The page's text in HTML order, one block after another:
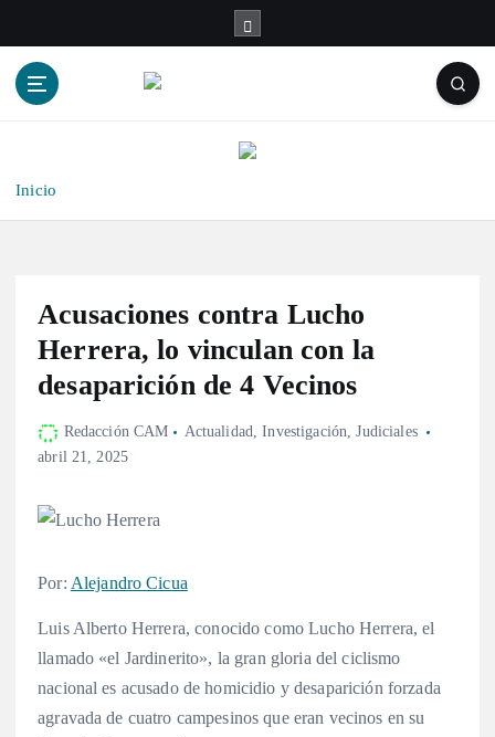
Inicio
Acusaciones contra Lucho
Herrera, lo vinculan con la
desaparición de 4 Vecinos
Redacción CAM Actualidad,Investigación,Judiciales
abril 21, 2025
Por: Alejandro Cicua
Luis Alberto Herrera, conocido como Lucho Herrera, el
llamado «el Jardinerito», la gran gloria del ciclismo
nacional es acusado de homicidio y desaparición forzada
agravada de cuatro campesinos que eran vecinos en su